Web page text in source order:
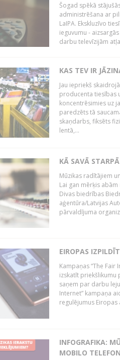
Šogad spēkā
administrēšana ar
LaIPA. Ekskluzīvo
ieguvumu -
darbu televīzijām
KAS TEV IR
Jau iepriekš
producenta tiesības
koncentrēsimies uz
paredzēts tā
skaņdarbs, fiksēts
lentā,...
KĀ SAVĀ
Mūzikas radītājiem
Lai gan mērķis
Divas biedrības
aģentūra/Latvijas
pārvaldījuma
EIROPAS
Kampaņas “The
izskatīt priekšlikumu
saņem par darbu
Internet” kampaņa
regulējumus
INFOGRAFIKA:
MOBILO